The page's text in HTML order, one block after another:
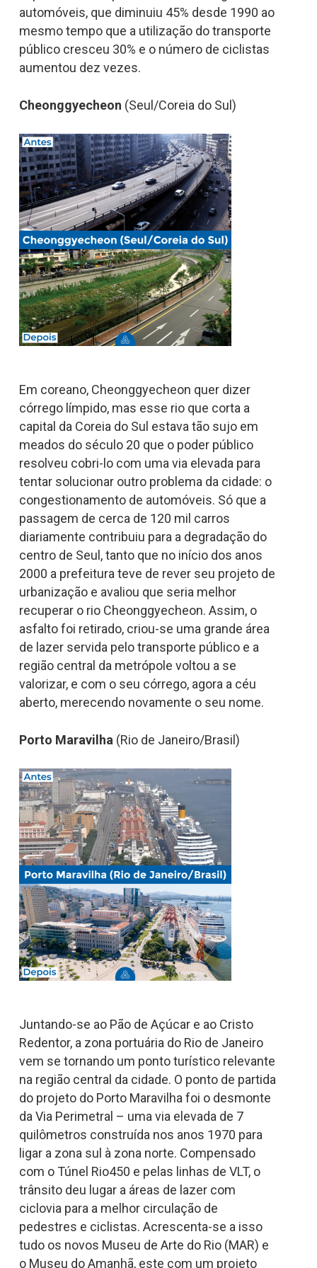
automóveis, que diminuiu 45% desde 1990 ao
mesmo tempo que a utilização do transporte
público cresceu 30% e o número de ciclistas
aumentou dez vezes.
Cheonggyecheon (Seul/Coreia do Sul)
Em coreano, Cheonggyecheon quer dizer
córrego límpido, mas esse rio que corta a
capital da Coreia do Sul estava tão sujo em
meados do século 20 que o poder público
resolveu cobri-lo com uma via elevada para
tentar solucionar outro problema da cidade: o
congestionamento de automóveis. Só que a
passagem de cerca de 120 mil carros
diariamente contribuiu para a degradação do
centro de Seul, tanto que no início dos anos
2000 a prefeitura teve de rever seu projeto de
urbanização e avaliou que seria melhor
recuperar o rio Cheonggyecheon. Assim, o
asfalto foi retirado, criou-se uma grande área
de lazer servida pelo transporte público e a
região central da metrópole voltou a se
valorizar, e com o seu córrego, agora a céu
aberto, merecendo novamente o seu nome.
Porto Maravilha (Rio de Janeiro/Brasil)
Juntando-se ao Pão de Açúcar e ao Cristo
Redentor, a zona portuária do Rio de Janeiro
vem se tornando um ponto turístico relevante
na região central da cidade. O ponto de partida
do projeto do Porto Maravilha foi o desmonte
da Via Perimetral – uma via elevada de 7
quilômetros construída nos anos 1970 para
ligar a zona sul à zona norte. Compensado
com o Túnel Rio450 e pelas linhas de VLT, o
trânsito deu lugar a áreas de lazer com
ciclovia para a melhor circulação de
pedestres e ciclistas. Acrescenta-se a isso
tudo os novos Museu de Arte do Rio (MAR) e
o Museu do Amanhã, este com um projeto